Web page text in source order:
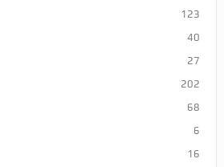
123
40
27
202
68
6
16